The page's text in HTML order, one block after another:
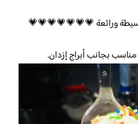
بسيطة ورائعة 💗💗💗💗💗💗💗
بجانب أبراج إزدان.